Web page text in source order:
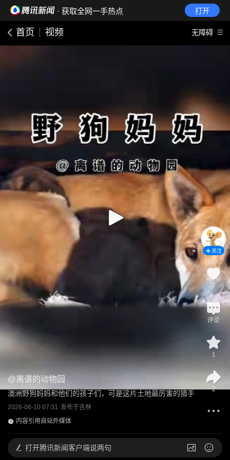
· 获取全网一手热点 打开
首页 视频 无障碍
@离谱的动物园
澳洲野狗妈妈和他们的孩子们，可是这片土地最厉害的猎手
2026-06-10 07:31 发布于吉林
内容引用自站外媒体
关注
7
评论
1
2
打开腾讯新闻客户端说两句